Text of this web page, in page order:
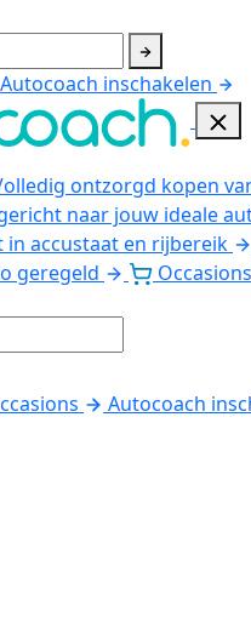
Autocoach inschakelen
ontzorgd kopen
naar jouw ideale
in accustaat en rijbereik
geregeld
Occasions
Autocoach